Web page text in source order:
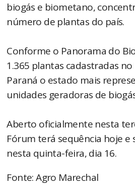
biogás e biometano,
número de plantas do país.
Conforme o Panorama do
1.365 plantas cadastradas
Paraná o estado mais
unidades geradoras de
Aberto oficialmente nesta
Fórum terá sequência hoje e
nesta quinta-feira, dia 16.
Fonte: Agro Marechal